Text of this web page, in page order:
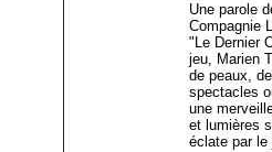
Une parole
Compagnie
"Le Dernier
jeu, Marien
de peaux,
spectacles
une
et lumières
éclate par le